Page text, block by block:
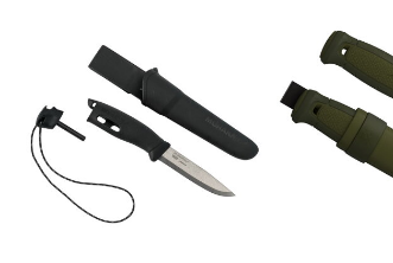
sú vyrábané vo